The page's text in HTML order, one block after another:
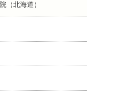
（北海道）